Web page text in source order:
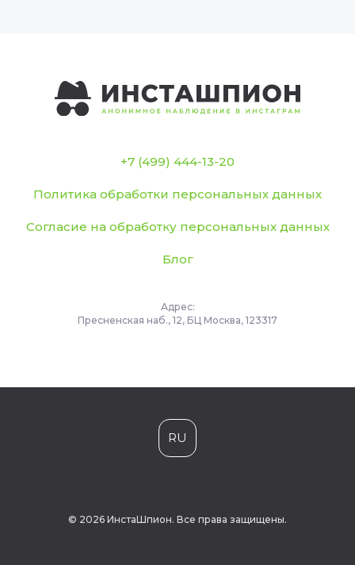
+7 (499) 444-13-20
Политика обработки персональных данных
Согласие на обработку персональных данных
Блог
Адрес:
Пресненская наб., 12, БЦ Москва, 123317
RU
© 2026 ИнстаШпион. Все права защищены.